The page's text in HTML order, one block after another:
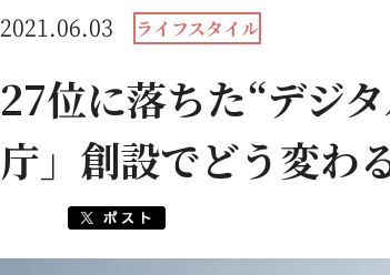
2021.06.03 ライフスタイル
27位に落ちた“デジ
庁」創設でどう変わ